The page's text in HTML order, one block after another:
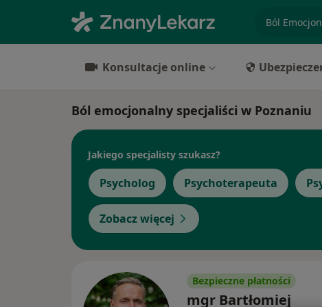
Konsultacje online
Ból emocjonalny specjaliści w Poznaniu
Jakiego specjalisty szukasz?
Psycholog Psychoterapeuta
Zobacz więcej
Bezpieczne płatności
mgr Bartłomiej